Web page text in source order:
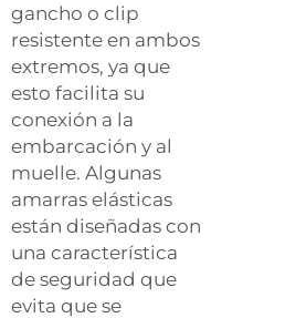
gancho o clip
resistente en ambos
extremos, ya que
esto facilita su
conexión a la
embarcación y al
muelle. Algunas
amarras elásticas
están diseñadas con
una característica
de seguridad que
evita que se